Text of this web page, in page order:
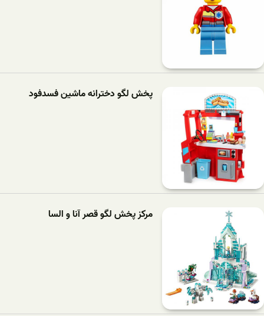
پخش لگو دخترانه ماشین فسدفود
مرکز پخش لگو قصر آنا و السا